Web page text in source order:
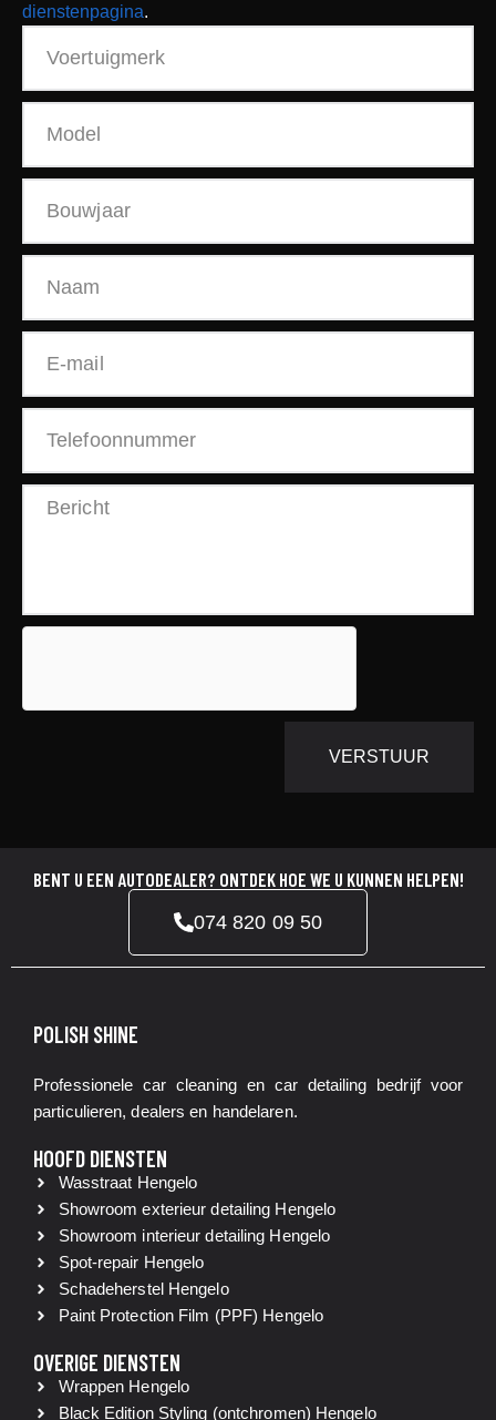
dienstenpagina.
VERSTUUR
BENT U EEN AUTODEALER? ONTDEK HOE WE U KUNNEN HELPEN!
074 820 09 50
POLISH SHINE
Professionele car cleaning en car detailing bedrijf voor
particulieren, dealers en handelaren.
HOOFD DIENSTEN
Wasstraat Hengelo
Showroom exterieur detailing Hengelo
Showroom interieur detailing Hengelo
Spot-repair Hengelo
Schadeherstel Hengelo
Paint Protection Film (PPF) Hengelo
OVERIGE DIENSTEN
Wrappen Hengelo
Black Edition Styling (ontchromen) Hengelo